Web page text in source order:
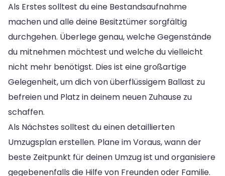
Als Erstes solltest du eine Bestandsaufnahme
machen und alle deine Besitztümer sorgfältig
durchgehen. Überlege genau, welche Gegenstände
du mitnehmen möchtest und welche du vielleicht
nicht mehr benötigst. Dies ist eine großartige
Gelegenheit, um dich von überflüssigem Ballast zu
befreien und Platz in deinem neuen Zuhause zu
schaffen.
Als Nächstes solltest du einen detaillierten
Umzugsplan erstellen. Plane im Voraus, wann der
beste Zeitpunkt für deinen Umzug ist und organisiere
gegebenenfalls die Hilfe von Freunden oder Familie.